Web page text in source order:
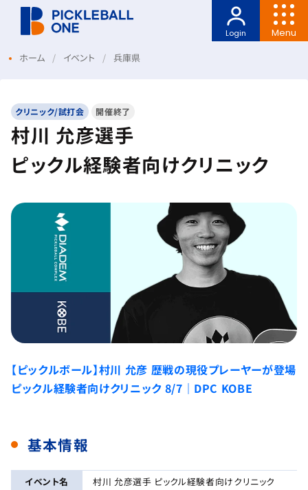
Menu
Login
ホーム イベント 兵庫県
クリニック/試打会 開催終了
村川 允彦選手
ピックル経験者向けクリニック
【ピックルボール】村川 允彦 歴戦の現役プレーヤーが登場
ピックル経験者向けクリニック 8/7｜DPC KOBE
基本情報
イベント名
村川 允彦選手 ピックル経験者向けクリニック